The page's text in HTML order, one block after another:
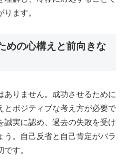
ます。
めの心構えと前向きな
ありません。成功させるために
とポジティブな考え方が必要で
誠実に認め、過去の失敗を受け
う。自己反省と自己肯定がバラ
す。